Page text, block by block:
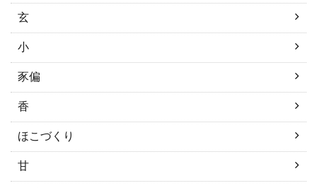
玄
小
豕偏
香
ほこづくり
甘